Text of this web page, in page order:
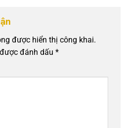
được hiển thị công khai.
đánh dấu *